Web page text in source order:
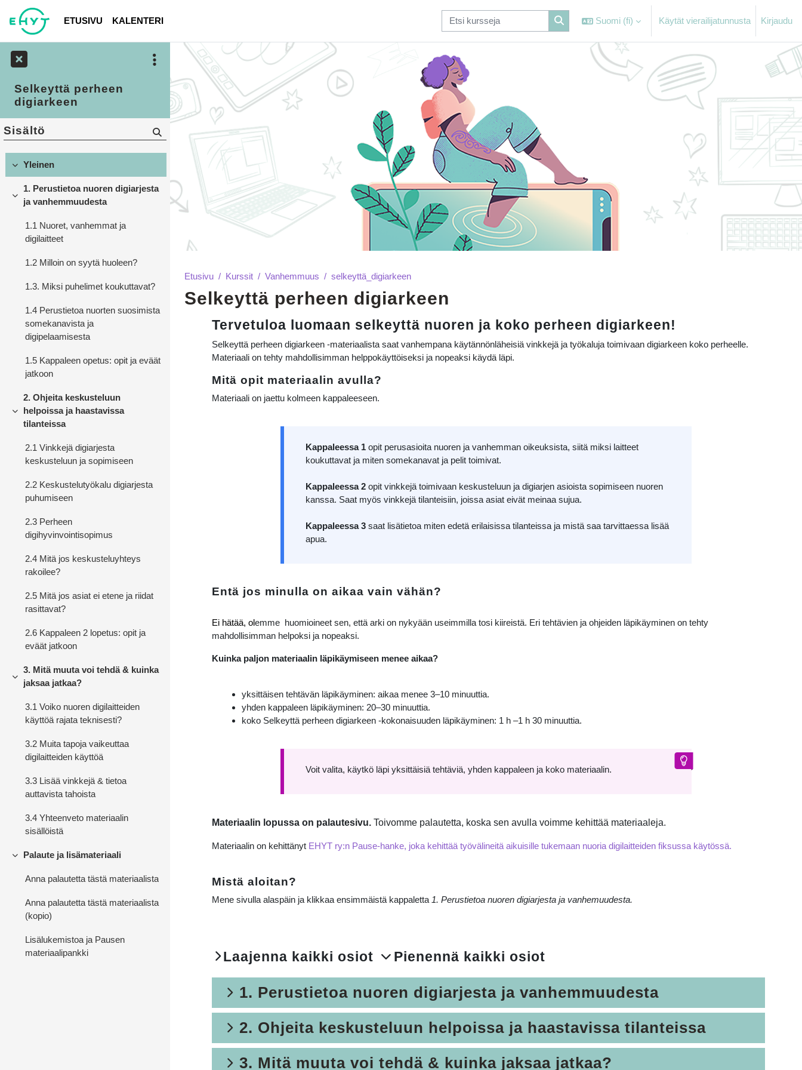
Siirry pääsisältöön
ETUSIVU
KALENTERI Suomi ‎(fi)‎ Käytät vierailijatunnusta Kirjaudu
Etusivu Kurssit Vanhemmuus selkeyttä_digiarkeen
Selkeyttä perheen digiarkeen
Kurssi: Selkeyttä perheen digiarkeen | EHYT ry
Yleinen
Tervetuloa luomaan selkeyttä nuoren ja koko perheen digiarkeen!
Selkeyttä perheen digiarkeen -materiaalista saat vanhempana käytännönläheisiä vinkkejä ja työkaluja toimivaan digiarkeen koko perheelle.
Materiaali on tehty mahdollisimman helppokäyttöiseksi ja nopeaksi käydä läpi.
Mitä opit materiaalin avulla?
Materiaali on jaettu kolmeen kappaleeseen.
Kappaleessa 1opit perusasioita nuoren ja vanhemman oikeuksista, siitä miksi laitteet
koukuttavat ja miten somekanavat ja pelit toimivat.
Kappaleessa 2opit vinkkejä toimivaan keskusteluun ja digiarjen asioista sopimiseen nuoren
kanssa. Saat myös vinkkejä tilanteisiin, joissa asiat eivät meinaa sujua.
Kappaleessa 3saat lisätietoa miten edetä erilaisissa tilanteissa ja mistä saa tarvittaessa lisää
apua.
Entä jos minulla on aikaa vain vähän?
Ei hätää, olemme huomioineet sen, että arki on nykyään useimmilla tosi kiireistä. Eri tehtävien ja ohjeiden läpikäyminen on tehty
mahdollisimman helpoksi ja nopeaksi.
Kuinka paljon materiaalin läpikäymiseen menee aikaa?
yksittäisen tehtävän läpikäyminen: aikaa menee 3–10 minuuttia.
yhden kappaleen läpikäyminen: 20–30 minuuttia.
koko Selkeyttä perheen digiarkeen -kokonaisuuden läpikäyminen: 1 h –1 h 30 minuuttia.
Voit valita, käytkö läpi yksittäisiä tehtäviä, yhden kappaleen ja koko materiaalin.
Materiaalin lopussa on palautesivu. Toivomme palautetta, koska sen avulla voimme kehittää materiaaleja.
Materiaalin on kehittänyt EHYT ry:n Pause-hanke, joka kehittää työvälineitä aikuisille tukemaan nuoria digilaitteiden fiksussa käytössä.
Mistä aloitan?
Mene sivulla alaspäin ja klikkaa ensimmäistä kappaletta 1. Perustietoa nuoren digiarjesta ja vanhemuudesta.
Close
Laajenna kaikki osiot Open
Pienennä kaikki osiot
Close
1. Perustietoa nuoren digiarjesta ja vanhemmuudesta
Close
2. Ohjeita keskusteluun helpoissa ja haastavissa tilanteissa
Close
3. Mitä muuta voi tehdä & kuinka jaksaa jatkaa?
Selkeyttä perheen
digiarkeen
Sisältö
Tiivistä
Yleinen
Tiivistä
1. Perustietoa nuoren digiarjesta
ja vanhemmuudesta
1.1 Nuoret, vanhemmat ja
digilaitteet
1.2 Milloin on syytä huoleen?
1.3. Miksi puhelimet koukuttavat?
1.4 Perustietoa nuorten suosimista
somekanavista ja
digipelaamisesta
1.5 Kappaleen opetus: opit ja eväät
jatkoon
Tiivistä
2. Ohjeita keskusteluun
helpoissa ja haastavissa
tilanteissa
2.1 Vinkkejä digiarjesta
keskusteluun ja sopimiseen
2.2 Keskustelutyökalu digiarjesta
puhumiseen
2.3 Perheen
digihyvinvointisopimus
2.4 Mitä jos keskusteluyhteys
rakoilee?
2.5 Mitä jos asiat ei etene ja riidat
rasittavat?
2.6 Kappaleen 2 lopetus: opit ja
eväät jatkoon
Tiivistä
3. Mitä muuta voi tehdä & kuinka
jaksaa jatkaa?
3.1 Voiko nuoren digilaitteiden
käyttöä rajata teknisesti?
3.2 Muita tapoja vaikeuttaa
digilaitteiden käyttöä
3.3 Lisää vinkkejä & tietoa
auttavista tahoista
3.4 Yhteenveto materiaalin
sisällöistä
Tiivistä
Palaute ja lisämateriaali
Anna palautetta tästä materiaalista
Anna palautetta tästä materiaalista
(kopio)
Lisälukemistoa ja Pausen
materiaalipankki